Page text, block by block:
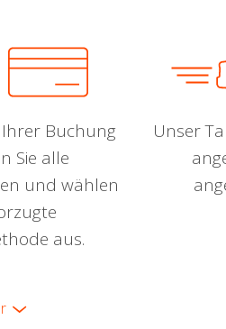
Buchung
Sie alle
und wählen
aus.
Unser